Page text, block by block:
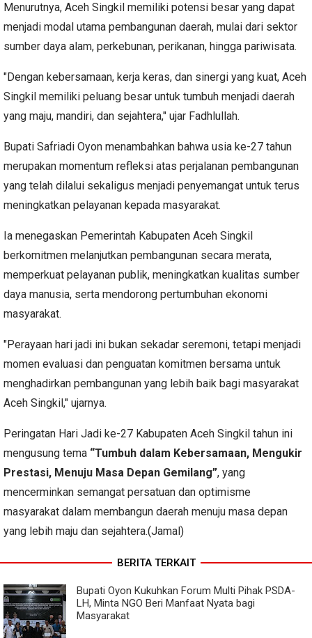
Menurutnya, Aceh Singkil memiliki potensi besar yang dapat
menjadi modal utama pembangunan daerah, mulai dari sektor
sumber daya alam, perkebunan, perikanan, hingga pariwisata.
"Dengan kebersamaan, kerja keras, dan sinergi yang kuat, Aceh
Singkil memiliki peluang besar untuk tumbuh menjadi daerah
yang maju, mandiri, dan sejahtera," ujar Fadhlullah.
Bupati Safriadi Oyon menambahkan bahwa usia ke-27 tahun
merupakan momentum refleksi atas perjalanan pembangunan
yang telah dilalui sekaligus menjadi penyemangat untuk terus
meningkatkan pelayanan kepada masyarakat.
Ia menegaskan Pemerintah Kabupaten Aceh Singkil
berkomitmen melanjutkan pembangunan secara merata,
memperkuat pelayanan publik, meningkatkan kualitas sumber
daya manusia, serta mendorong pertumbuhan ekonomi
masyarakat.
"Perayaan hari jadi ini bukan sekadar seremoni, tetapi menjadi
momen evaluasi dan penguatan komitmen bersama untuk
menghadirkan pembangunan yang lebih baik bagi masyarakat
Aceh Singkil," ujarnya.
Peringatan Hari Jadi ke-27 Kabupaten Aceh Singkil tahun ini
mengusung tema “Tumbuh dalam Kebersamaan, Mengukir
Prestasi, Menuju Masa Depan Gemilang”, yang
mencerminkan semangat persatuan dan optimisme
masyarakat dalam membangun daerah menuju masa depan
yang lebih maju dan sejahtera.(Jamal)
BERITA TERKAIT
Bupati Oyon Kukuhkan Forum Multi Pihak PSDA-
LH, Minta NGO Beri Manfaat Nyata bagi
Masyarakat